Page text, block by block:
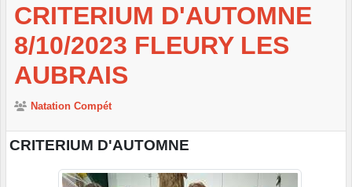
CRITERIUM D'AUTOMNE
8/10/2023 FLEURY LES
AUBRAIS
Natation Compét
CRITERIUM D'AUTOMNE